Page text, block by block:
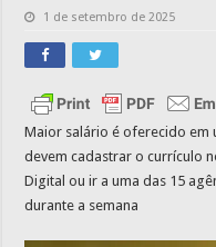
1 de setembro de 2025
Maior salário é oferecido em
devem cadastrar o currículo
Digital ou ir a uma das 15
durante a semana